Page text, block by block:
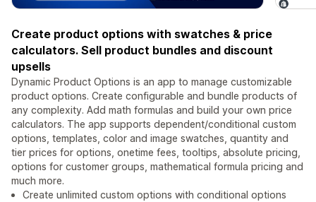
Create product options with swatches & price
calculators. Sell product bundles and discount
upsells
Dynamic Product Options is an app to manage customizable
product options. Create configurable and bundle products of
any complexity. Add math formulas and build your own price
calculators. The app supports dependent/conditional custom
options, templates, color and image swatches, quantity and
tier prices for options, onetime fees, tooltips, absolute pricing,
options for customer groups, mathematical formula pricing and
much more.
Create unlimited custom options with conditional options